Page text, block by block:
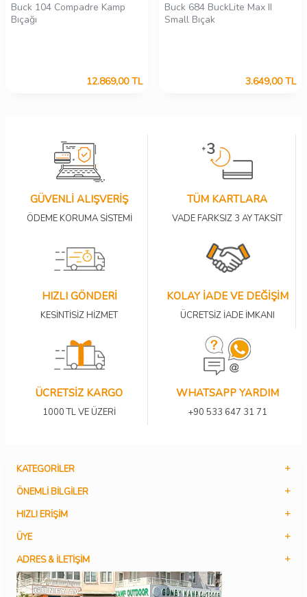
Buck 104 Compadre Kamp
Bıçağı
12.869,00TL
Buck 684 BuckLite Max II
Small Bıçak
3.649,00TL
GÜVENLİ ALIŞVERİŞ
ÖDEME KORUMA SİSTEMİ
TÜM KARTLARA
VADE FARKSIZ 3 AY TAKSİT
HIZLI GÖNDERİ
KESİNTİSİZ HİZMET
KOLAY İADE VE DEĞİŞİM
ÜCRETSİZ İADE İMKANI
ÜCRETSİZ KARGO
1000 TL VE ÜZERİ
WHATSAPP YARDIM
+90 533 647 31 71
KATEGORILER
ÖNEMLI BILGILER
HIZLI ERIŞIM
ÜYE
ADRES & İLETIŞIM